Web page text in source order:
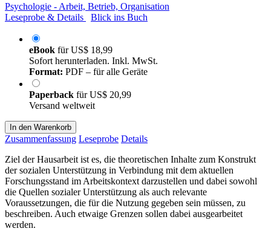
Psychologie - Arbeit, Betrieb, Organisation
Leseprobe & Details
Blick ins Buch
eBook fürUS$ 18,99
Sofort herunterladen. Inkl. MwSt.
Format: PDF – für alle Geräte
Paperback fürUS$ 20,99
Versand weltweit
In den Warenkorb
Zusammenfassung Leseprobe Details
Ziel der Hausarbeit ist es, die theoretischen Inhalte zum Konstrukt
der sozialen Unterstützung in Verbindung mit dem aktuellen
Forschungsstand im Arbeitskontext darzustellen und dabei sowohl
die Quellen sozialer Unterstützung als auch relevante
Voraussetzungen, die für die Nutzung gegeben sein müssen, zu
beschreiben. Auch etwaige Grenzen sollen dabei ausgearbeitet
werden.